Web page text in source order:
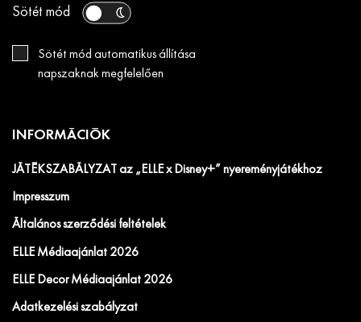
Sötét mód
Sötét mód automatikus állítása
napszaknak megfelelően
INFORMÁCIÓK
JÁTÉKSZABÁLYZAT az „ELLE x Disney+” nyereményjátékhoz
Impresszum
Általános szerződési feltételek
ELLE Médiaajánlat 2026
ELLE Decor Médiaajánlat 2026
Adatkezelési szabályzat